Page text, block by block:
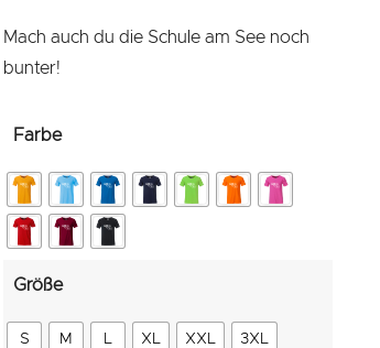
Mach auch du die Schule am See noch
bunter!
Farbe
Größe
S M L XL XXL 3XL